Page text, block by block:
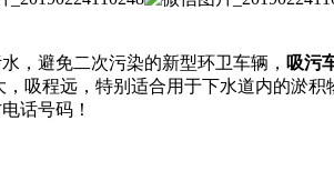
，避免二次污染的新型环卫车辆， 吸污
吸程远，特别适合用于下水道内的淤
话号码！